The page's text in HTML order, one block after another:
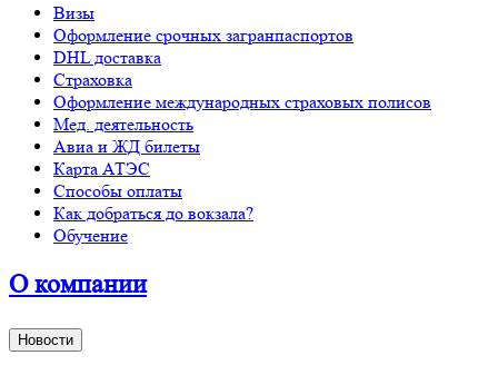
Визы
Оформление срочных загранпаспортов
DHL доставка
Страховка
Оформление международных страховых полисов
Мед. деятельность
Авиа и ЖД билеты
Карта АТЭС
Способы оплаты
Как добраться до вокзала?
Обучение
О компании
Новости